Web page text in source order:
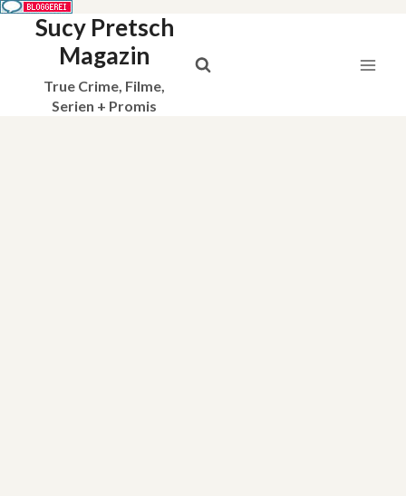
Sucy Pretsch
Magazin
True Crime, Filme,
Serien + Promis